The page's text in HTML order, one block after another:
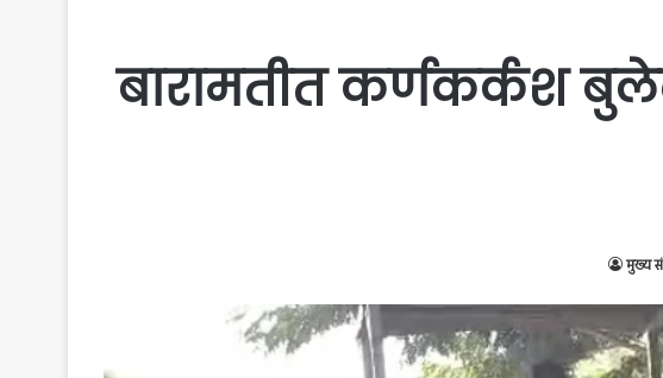
बारामतीत कर्णकर्कश
मुख्य